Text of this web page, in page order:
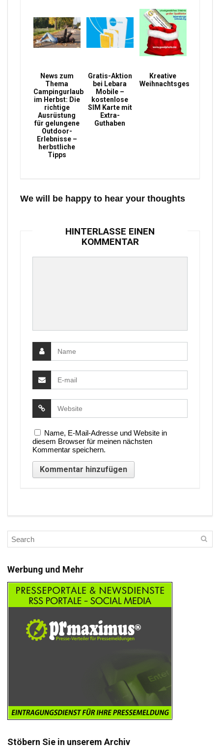
News zum
Thema
Campingurlaub
im Herbst: Die
richtige
Ausrüstung
für gelungene
Outdoor-
Erlebnisse –
herbstliche
Tipps
Gratis-Aktion
bei Lebara
Mobile –
kostenlose
SIM Karte mit
Extra-
Guthaben
Kreative
Weihnachtsgeschenke
We will be happy to hear your thoughts
HINTERLASSE EINEN
KOMMENTAR
Name, E-Mail-Adresse und Website in
diesem Browser für meinen nächsten
Kommentar speichern.
Werbung und Mehr
Stöbern Sie in unserem Archiv